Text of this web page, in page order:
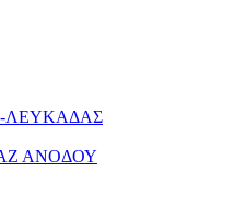
ΛΕΥΚΑΔΑΣ
ΑΝΟΔΟΥ